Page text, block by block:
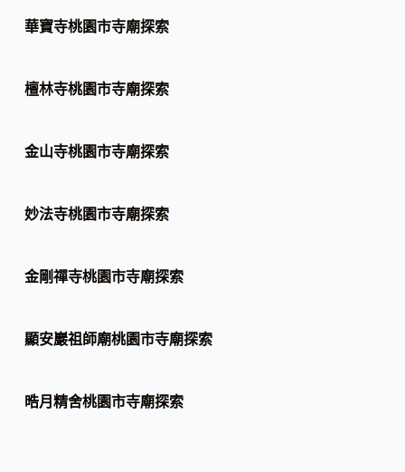
華寶寺桃園市寺廟探索
檀林寺桃園市寺廟探索
金山寺桃園市寺廟探索
妙法寺桃園市寺廟探索
金剛禪寺桃園市寺廟探索
顯安巖祖師廟桃園市寺廟探索
晧月精舍桃園市寺廟探索